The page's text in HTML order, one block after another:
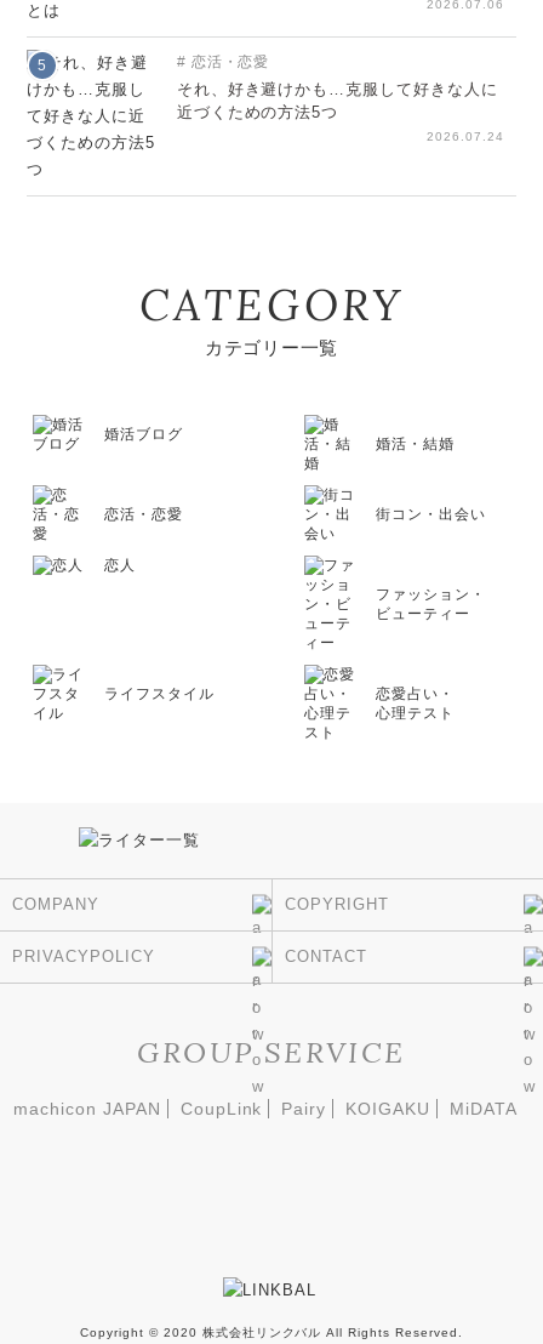
2026.07.06
5 恋活・恋愛
それ、好き避けかも…克服して好きな人に
近づくための方法5つ
2026.07.24
CATEGORY
カテゴリー一覧
婚活ブログ
婚活・結婚
恋活・恋愛 街コン・出会い
恋人
ファッション・
ビューティー
ライフスタイル
恋愛占い・
心理テスト
COMPANY COPYRIGHT
PRIVACYPOLICY CONTACT
GROUP SERVICE
machicon JAPAN CoupLink Pairy KOIGAKU MiDATA
Copyright © 2020 株式会社リンクバル All Rights Reserved.